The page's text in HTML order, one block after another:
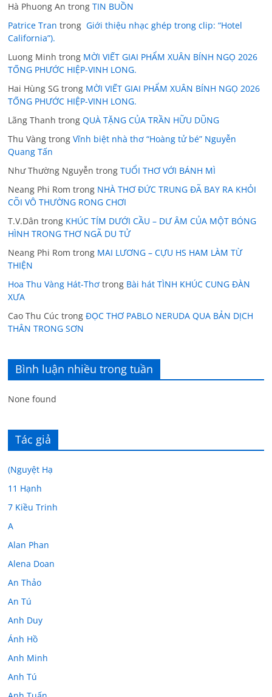
Hà Phuong An trongTIN BUỒN
Patrice Tran trong Giới thiệu nhạc ghép trong clip: “Hotel
California”).
Luong Minh trong MỜI VIẾT GIAI PHẨM XUÂN BÍNH NGỌ 2026
TỐNG PHƯỚC HIỆP-VINH LONG.
Hai Hùng SG trong MỜI VIẾT GIAI PHẨM XUÂN BÍNH NGỌ 2026
TỐNG PHƯỚC HIỆP-VINH LONG.
Lãng Thanh trongQUÀ TẶNG CỦA TRẦN HỮU DŨNG
Thu Vàng trongVĩnh biệt nhà thơ “Hoàng tử bé” Nguyễn
Quang Tấn
Như Thường Nguyễn trongTUỔI THƠ VỚI BÁNH MÌ
Neang Phi Rom trong NHÀ THƠ ĐỨC TRUNG ĐÃ BAY RA KHỎI
CÕI VÔ THƯỜNG RONG CHƠI
T.V.Dân trong KHÚC TÍM DƯỚI CẦU – DƯ ÂM CỦA MỘT BÓNG
HÌNH TRONG THƠ NGÃ DU TỬ
Neang Phi Rom trong MAI LƯƠNG – CỰU HS HAM LÀM TỪ
THIỆN
Hoa Thu Vàng Hát-Thơ trong Bài hát TÌNH KHÚC CUNG ĐÀN
XƯA
Cao Thu Cúc trongĐỌC THƠ PABLO NERUDA QUA BẢN DỊCH
THÂN TRONG SƠN
Bình luận nhiều trong tuần
None found
Tác giả
(Nguyệt Hạ
11 Hạnh
7 Kiều Trinh
A
Alan Phan
Alena Doan
An Thảo
An Tú
Anh Duy
Ánh Hồ
Anh Minh
Anh Tú